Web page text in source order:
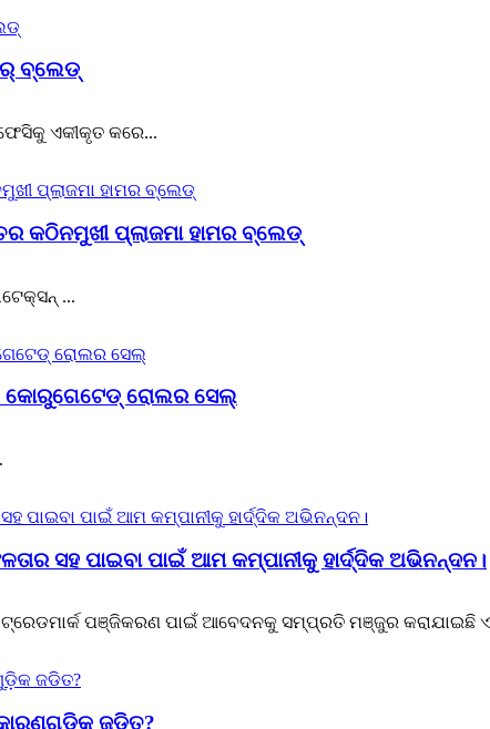
ବ୍ଲେଡ୍
ଏକୀକୃତ କରେ...
କଠିନମୁଖୀ ପ୍ଲାଜମା ହାମର ବ୍ଲେଡ୍
...
କୋରୁଗେଟେଡ୍ ରୋଲର ସେଲ୍
ସହ ପାଇବା ପାଇଁ ଆମ କମ୍ପାନୀକୁ ହାର୍ଦ୍ଦିକ ଅଭିନନ୍ଦନ।
ପଞ୍ଜିକରଣ ପାଇଁ ଆବେଦନକୁ ସମ୍ପ୍ରତି ମଞ୍ଜୁର କରାଯାଇଛି
ଜଡିତ?